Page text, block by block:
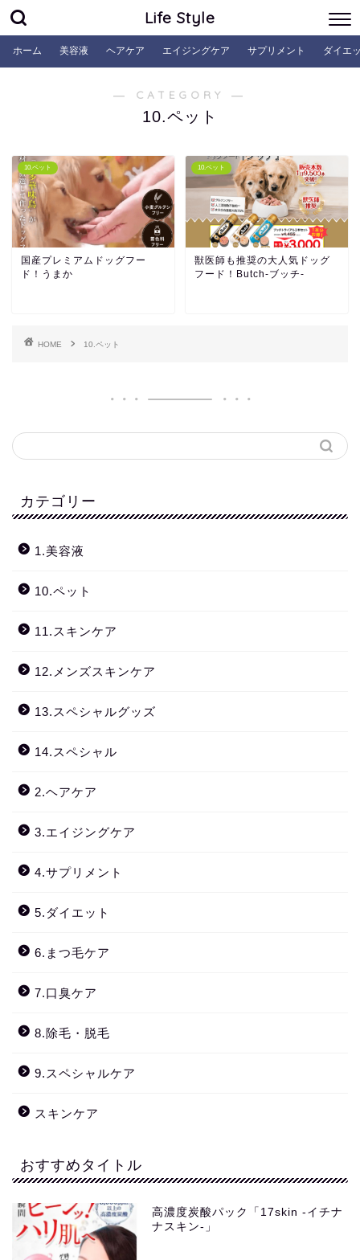
Life Style
ホーム 美容液 ヘアケア エイジングケア サプリメント ダイエ
― CATEGORY ―
10.ペット
10.ペット
国産プレミアムドッグフー
ド！うまか
10.ペット
獣医師も推奨の大人気ドッグ
フード！Butch-ブッチ-
HOME 10.ペット
カテゴリー
1.美容液
10.ペット
11.スキンケア
12.メンズスキンケア
13.スペシャルグッズ
14.スペシャル
2.ヘアケア
3.エイジングケア
4.サプリメント
5.ダイエット
6.まつ毛ケア
7.口臭ケア
8.除毛・脱毛
9.スペシャルケア
スキンケア
おすすめタイトル
高濃度炭酸パック「17skin -イチナ
ナスキン-」